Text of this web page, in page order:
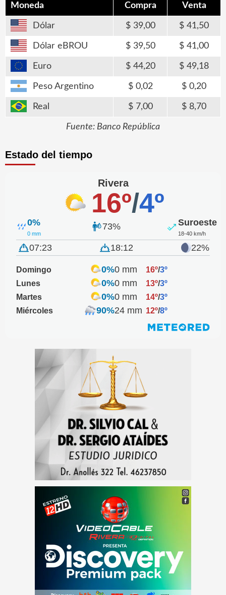
Moneda Compra Venta
Dólar 39,00 41,50
Dólar eBROU 39,50 41,00
Euro 44,20 49,18
Peso Argentino 0,02 0,20
Real 7,00 8,70
Fuente: Banco República
Estado del tiempo
Rivera
16º/4º
0%
0 mm
73% Suroeste
18-40 km/h
07:23 18:12 22%
Domingo 0%0 mm 16º/3º
Lunes
0%0 mm 13º/3º
Martes
0%0 mm 14º/3º
Miércoles
90%24 mm 12º/8º